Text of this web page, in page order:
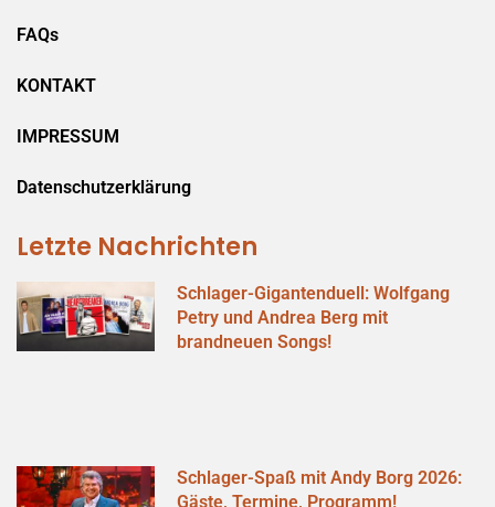
FAQs
KONTAKT
IMPRESSUM
Datenschutzerklärung
Letzte Nachrichten
Schlager-Gigantenduell: Wolfgang
Petry und Andrea Berg mit
brandneuen Songs!
Schlager-Spaß mit Andy Borg 2026:
Gäste, Termine, Programm!